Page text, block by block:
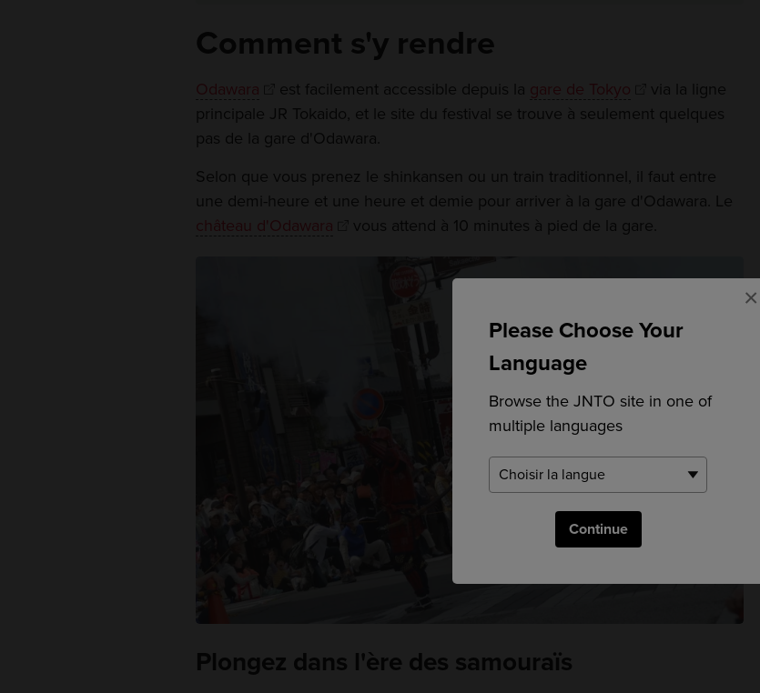
Please Choose Your
Language
Browse the JNTO site in one of
multiple languages
Continue
×
Comment s'y rendre
Odawara est facilement accessible depuis la gare de Tokyo
via la ligne
principale JR Tokaido, et le site du festival se trouve à seulement quelques
pas de la gare d'Odawara.
Selon que vous prenez le shinkansen ou un train traditionnel, il faut entre
une demi-heure et une heure et demie pour arriver à la gare d'Odawara. Le
château d'Odawara
vous attend à 10 minutes à pied de la gare.
Plongez dans l'ère des samouraïs